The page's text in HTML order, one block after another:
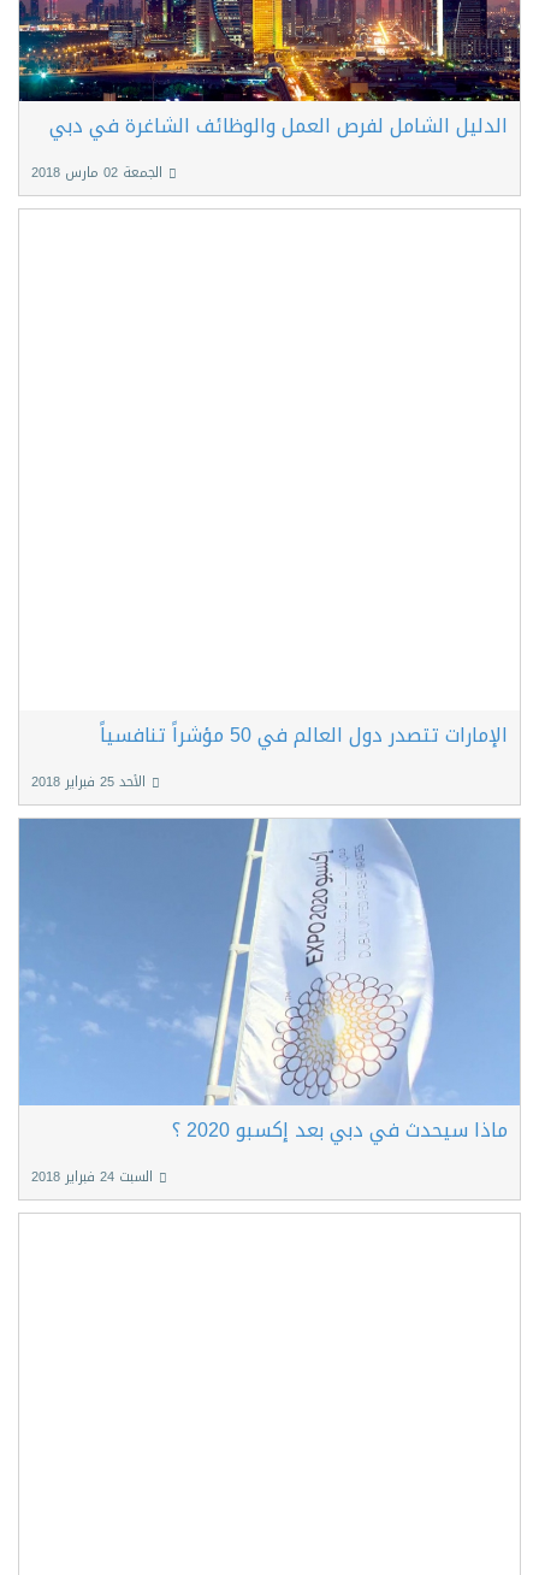
الدليل الشامل لفرص العمل والوظائف الشاغرة في دبي
الجمعة 02 مارس 2018
الإمارات تتصدر دول العالم في 50 مؤشراً تنافسياً
الأحد 25 فبراير 2018
ماذا سيحدث في دبي بعد إكسبو 2020 ؟
السبت 24 فبراير 2018